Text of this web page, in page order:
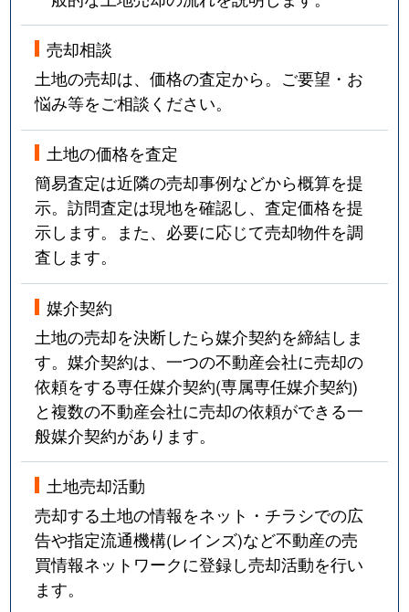
売却相談
土地の売却は、価格の査定から。ご要望・お
悩み等をご相談ください。
土地の価格を査定
簡易査定は近隣の売却事例などから概算を提
示。訪問査定は現地を確認し、査定価格を提
示します。また、必要に応じて売却物件を調
査します。
媒介契約
土地の売却を決断したら媒介契約を締結しま
す。媒介契約は、一つの不動産会社に売却の
依頼をする専任媒介契約(専属専任媒介契約)
と複数の不動産会社に売却の依頼ができる一
般媒介契約があります。
土地売却活動
売却する土地の情報をネット・チラシでの広
告や指定流通機構(レインズ)など不動産の売
買情報ネットワークに登録し売却活動を行い
ます。